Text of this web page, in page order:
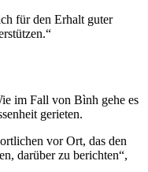
für den Erhalt guter
im Fall von Bình gehe es
gerieten.
vor Ort, das den
darüber zu berichten“,